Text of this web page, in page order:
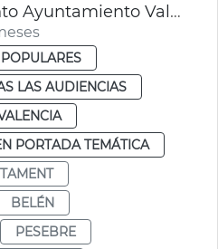
Montaje nacimiento Ayuntamiento València
LAS AUDIENCIAS
PORTADA TEMÁTICA
BELÉN
PESEBRE